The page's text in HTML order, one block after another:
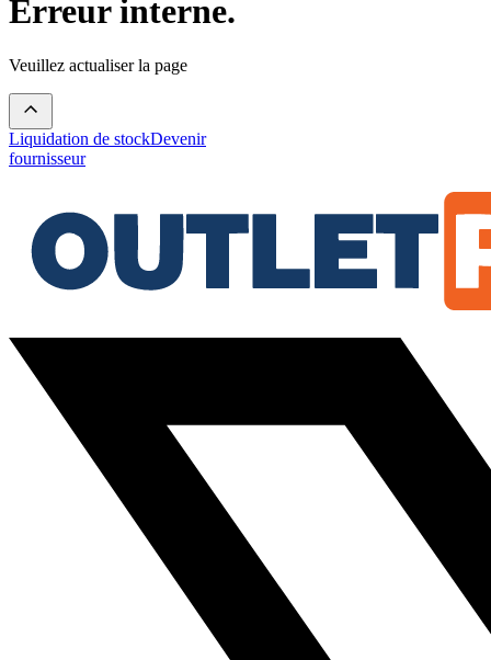
Erreur interne.
Veuillez actualiser la page
Liquidation de stockDevenir
fournisseur